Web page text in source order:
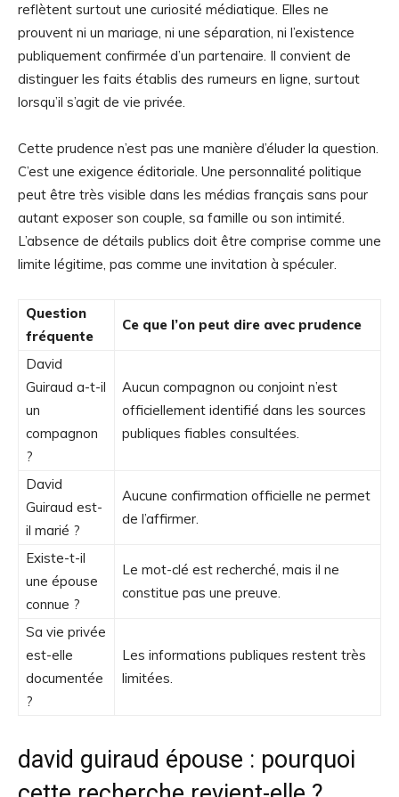
reflètent surtout une curiosité médiatique. Elles ne
prouvent ni un mariage, ni une séparation, ni l’existence
publiquement confirmée d’un partenaire. Il convient de
distinguer les faits établis des rumeurs en ligne, surtout
lorsqu’il s’agit de vie privée.
Cette prudence n’est pas une manière d’éluder la question.
C’est une exigence éditoriale. Une personnalité politique
peut être très visible dans les médias français sans pour
autant exposer son couple, sa famille ou son intimité.
L’absence de détails publics doit être comprise comme une
limite légitime, pas comme une invitation à spéculer.
Question
fréquente
Ce que l’on peut dire avec prudence
David
Guiraud a-t-il
un
compagnon
?
Aucun compagnon ou conjoint n’est
officiellement identifié dans les sources
publiques fiables consultées.
David
Guiraud est-
il marié ?
Aucune confirmation officielle ne permet
de l’affirmer.
Existe-t-il
une épouse
connue ?
Le mot-clé est recherché, mais il ne
constitue pas une preuve.
Sa vie privée
est-elle
documentée
?
Les informations publiques restent très
limitées.
david guiraud épouse : pourquoi